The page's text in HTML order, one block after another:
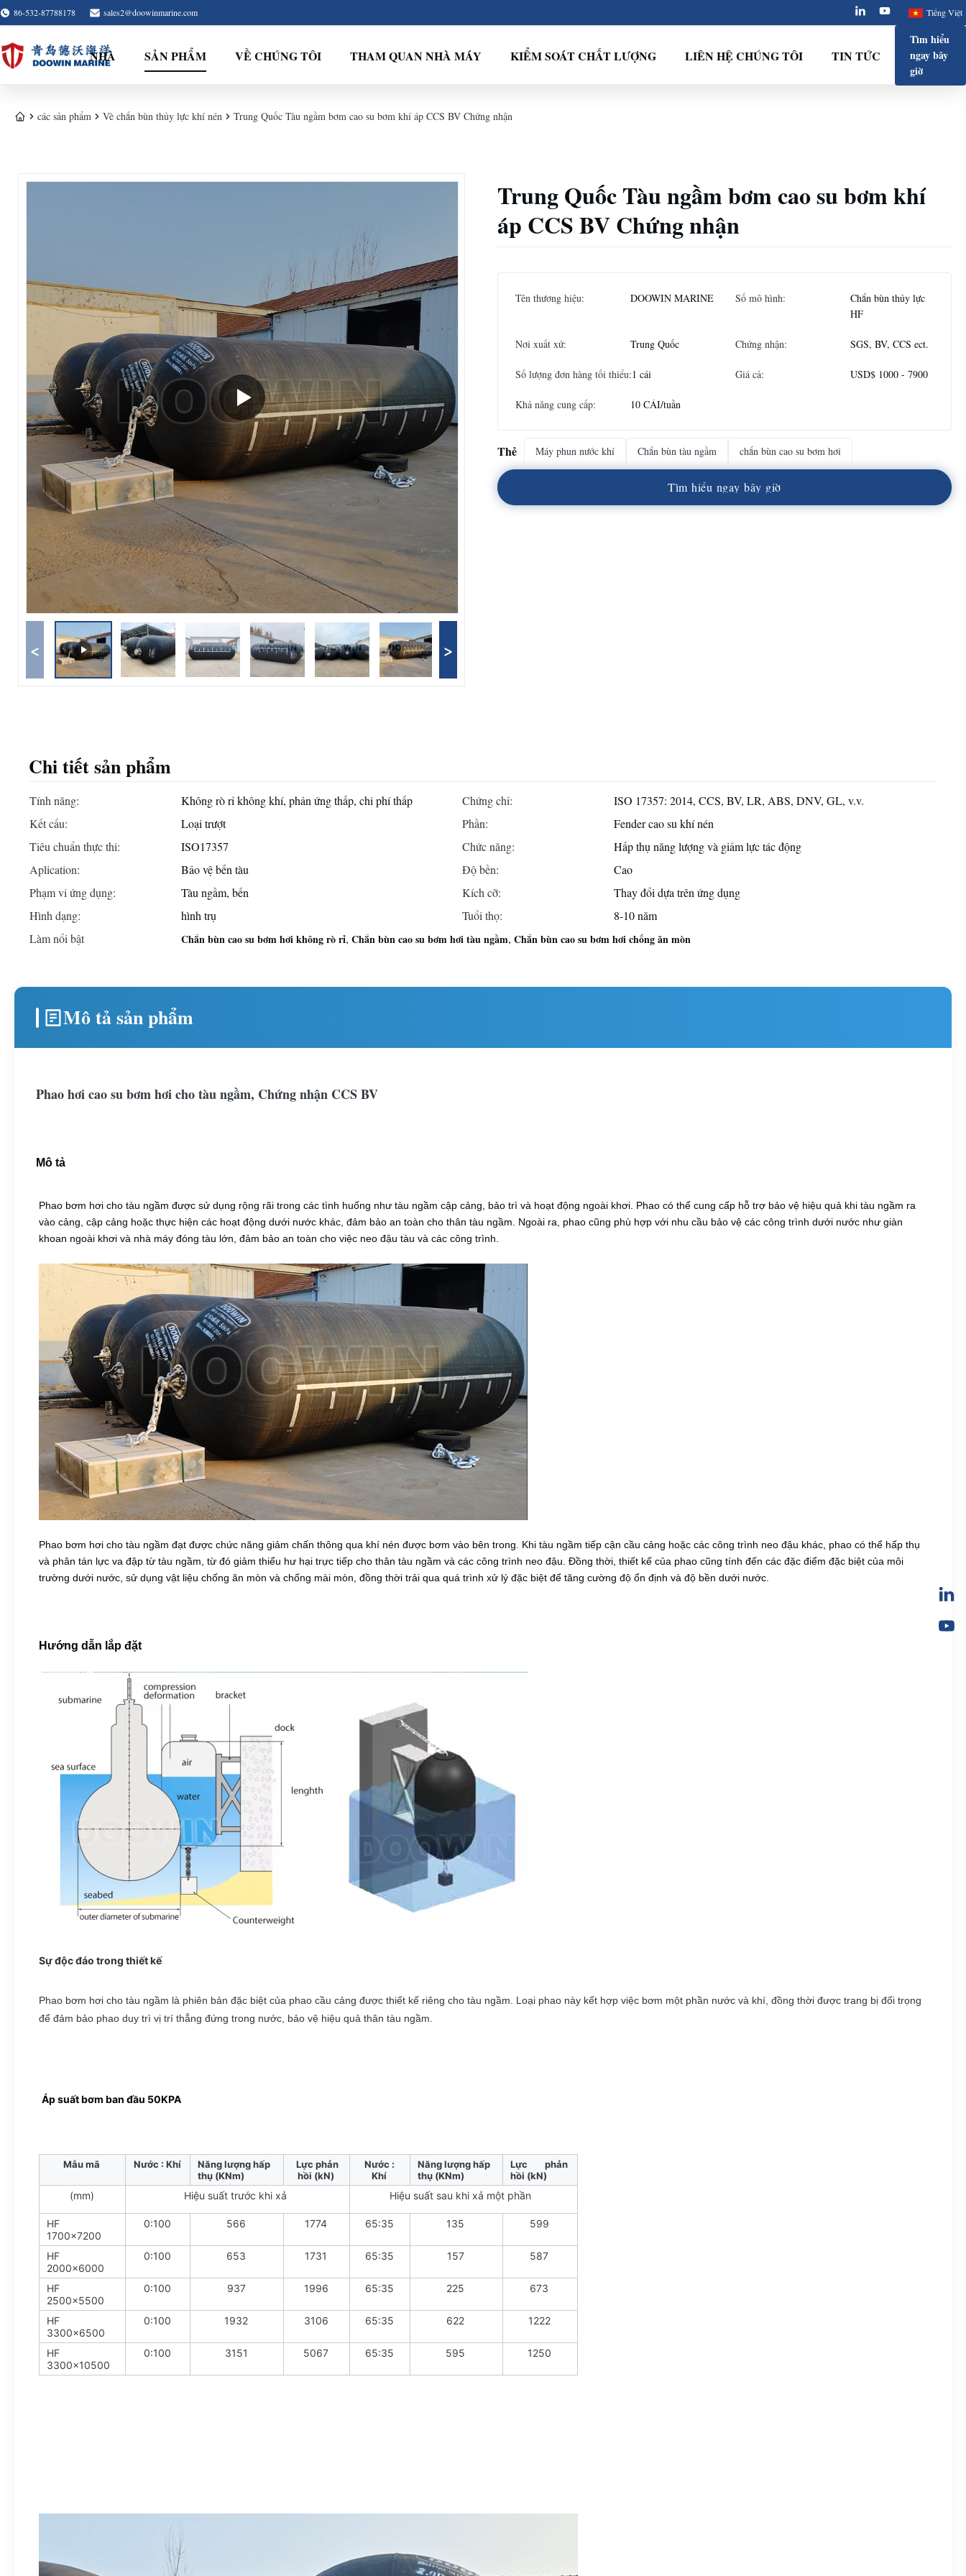
86-532-87788178 sales2@doowinmarine.com Tiếng Việt
NHÀ SẢN PHẨM VỀ CHÚNG TÔI THAM QUAN NHÀ MÁY KIỂM SOÁT CHẤT LƯỢNG LIÊN HỆ CHÚNG TÔI TIN TỨC
Tìm hiểu
ngay bây
giờ
các sản phẩm Vè chắn bùn thủy lực khí nén Trung Quốc Tàu ngầm bơm cao su bơm khí áp CCS BV Chứng nhận
< >
Trung Quốc Tàu ngầm bơm cao su bơm khí
áp CCS BV Chứng nhận
Tên thương hiệu: DOOWIN MARINE Số mô hình:
Chắn bùn thủy lực
HF
Nơi xuất xứ: Trung Quốc Chứng nhận: SGS, BV, CCS ect.
Số lượng đơn hàng tối thiểu:1 cái Giá cả: USD$ 1000 - 7900
Khả năng cung cấp: 10 CÁI/tuần
Thẻ Máy phun nước khí Chắn bùn tàu ngầm chắn bùn cao su bơm hơi
Tìm hiểu ngay bây giờ
Chi tiết sản phẩm
Tính năng: Không rò rỉ không khí, phản ứng thấp, chi phí thấp Chứng chỉ:
ISO 17357: 2014, CCS, BV, LR, ABS, DNV, GL, v.v.
Kết cấu:
Loại trượt Phần:
Fender cao su khí nén
Tiêu chuẩn thực thi:
ISO17357 Chức năng:
Hấp thụ năng lượng và giảm lực tác động
Aplication:
Bảo vệ bến tàu Độ bền:
Cao
Phạm vi ứng dụng:
Tàu ngầm, bến Kích cỡ:
Thay đổi dựa trên ứng dụng
Hình dạng:
hình trụ Tuổi thọ:
8-10 năm
Làm nổi bật
Chắn bùn cao su bơm hơi không rò rỉ, Chắn bùn cao su bơm hơi tàu ngầm, Chắn bùn cao su bơm hơi chống ăn mòn
Mô tả sản phẩm
Phao hơi cao su bơm hơi cho tàu ngầm, Chứng nhận CCS BV
Mô tả
Phao bơm hơi cho tàu ngầm được sử dụng rộng rãi trong các tình huống như tàu ngầm cập cảng, bảo trì và hoạt động ngoài khơi. Phao có thể cung cấp hỗ trợ bảo vệ hiệu quả khi tàu ngầm ra
vào cảng, cập cảng hoặc thực hiện các hoạt động dưới nước khác, đảm bảo an toàn cho thân tàu ngầm. Ngoài ra, phao cũng phù hợp với nhu cầu bảo vệ các công trình dưới nước như giàn
khoan ngoài khơi và nhà máy đóng tàu lớn, đảm bảo an toàn cho việc neo đậu tàu và các công trình.
Phao bơm hơi cho tàu ngầm đạt được chức năng giảm chấn thông qua khí nén được bơm vào bên trong. Khi tàu ngầm tiếp cận cầu cảng hoặc các công trình neo đậu khác, phao có thể hấp thụ
và phân tán lực va đập từ tàu ngầm, từ đó giảm thiểu hư hại trực tiếp cho thân tàu ngầm và các công trình neo đậu. Đồng thời, thiết kế của phao cũng tính đến các đặc điểm đặc biệt của môi
trường dưới nước, sử dụng vật liệu chống ăn mòn và chống mài mòn, đồng thời trải qua quá trình xử lý đặc biệt để tăng cường độ ổn định và độ bền dưới nước.
Hướng dẫn lắp đặt
Sự độc đáo trong thiết kế
Phao bơm hơi cho tàu ngầm là phiên bản đặc biệt của phao cầu cảng được thiết kế riêng cho tàu ngầm. Loại phao này kết hợp việc bơm một phần nước và khí, đồng thời được trang bị đối trọng
để đảm bảo phao duy trì vị trí thẳng đứng trong nước, bảo vệ hiệu quả thân tàu ngầm.
Áp suất bơm ban đầu 50KPA
Mẫu mã Nước : Khí
Năng lượng hấp
thụ (KNm)
Lực phản
hồi (kN)
Nước :
Khí
Năng lượng hấp
thụ (KNm)
Lực phản
hồi (kN)
(mm) Hiệu suất trước khi xả Hiệu suất sau khi xả một phần
HF
1700x7200
0:100 566 1774 65:35 135 599
HF
2000x6000
0:100 653 1731 65:35 157 587
HF
2500x5500
0:100 937 1996 65:35 225 673
HF
3300x6500
0:100 1932 3106 65:35 622 1222
HF
3300x10500
0:100 3151 5067 65:35 595 1250